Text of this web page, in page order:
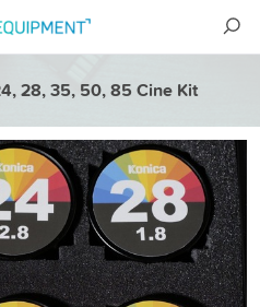
28, 35, 50, 85 Cine Kit